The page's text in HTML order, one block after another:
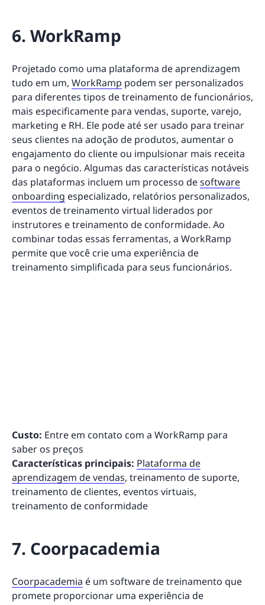
6. WorkRamp
Projetado como uma plataforma de aprendizagem
tudo em um, WorkRamp podem ser personalizados
para diferentes tipos de treinamento de funcionários,
mais especificamente para vendas, suporte, varejo,
marketing e RH. Ele pode até ser usado para treinar
seus clientes na adoção de produtos, aumentar o
engajamento do cliente ou impulsionar mais receita
para o negócio. Algumas das características notáveis
das plataformas incluem um processo desoftware
onboarding especializado, relatórios personalizados,
eventos de treinamento virtual liderados por
instrutores e treinamento de conformidade. Ao
combinar todas essas ferramentas, a WorkRamp
permite que você crie uma experiência de
treinamento simplificada para seus funcionários.
Custo: Entre em contato com a WorkRamp para
saber os preços
Características principais: Plataforma de
aprendizagem de vendas, treinamento de suporte,
treinamento de clientes, eventos virtuais,
treinamento de conformidade
7. Coorpacademia
Coorpacademia é um software de treinamento que
promete proporcionar uma experiência de